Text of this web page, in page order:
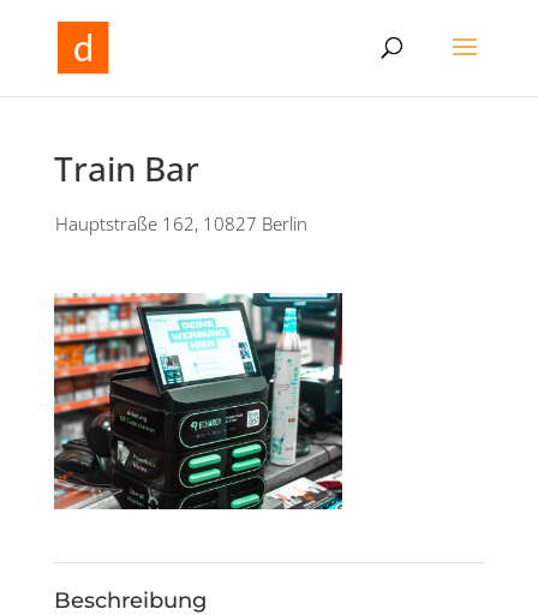
Train Bar
Hauptstraße 162, 10827 Berlin
Beschreibung